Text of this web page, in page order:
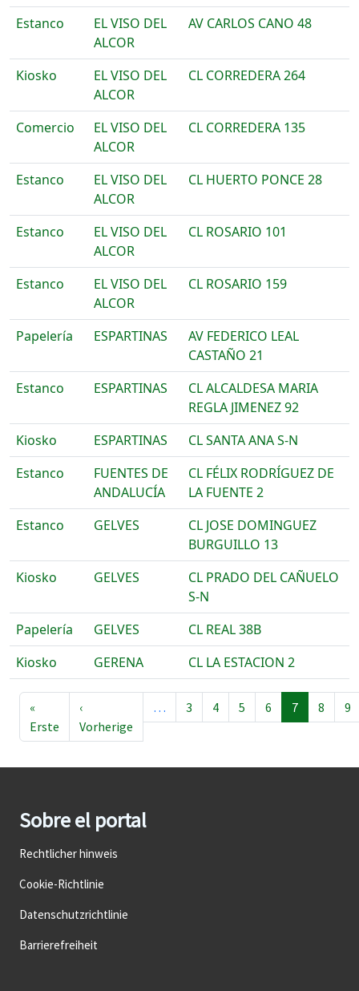
Estanco
EL VISO DEL
ALCOR
AV CARLOS CANO 48
Kiosko
EL VISO DEL
ALCOR
CL CORREDERA 264
Comercio
EL VISO DEL
ALCOR
CL CORREDERA 135
Estanco
EL VISO DEL
ALCOR
CL HUERTO PONCE 28
Estanco
EL VISO DEL
ALCOR
CL ROSARIO 101
Estanco
EL VISO DEL
ALCOR
CL ROSARIO 159
Papelería ESPARTINAS
AV FEDERICO LEAL
CASTAÑO 21
Estanco
ESPARTINAS
CL ALCALDESA MARIA
REGLA JIMENEZ 92
Kiosko
ESPARTINAS
CL SANTA ANA S-N
Estanco
FUENTES DE
ANDALUCÍA
CL FÉLIX RODRÍGUEZ DE
LA FUENTE 2
Estanco
GELVES
CL JOSE DOMINGUEZ
BURGUILLO 13
Kiosko
GELVES
CL PRADO DEL CAÑUELO
S-N
Papelería
GELVES
CL REAL 38B
Kiosko
GERENA CL LA ESTACION 2
Seitennummerierung
«
Erste Erste Seite
‹
Vorherige Vorherige Seite
… 3 4 5 6 7 8 9
Sobre el portal
Rechtlicher hinweis
Cookie-Richtlinie
Datenschutzrichtlinie
Barrierefreiheit